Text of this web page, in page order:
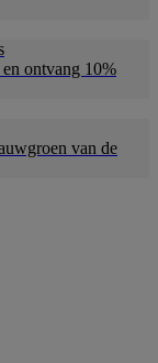
ontvang 10%
van de